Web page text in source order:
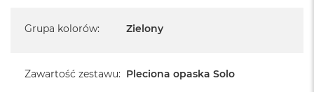
Grupa kolorów: Zielony
Zawartość zestawu: Pleciona opaska Solo